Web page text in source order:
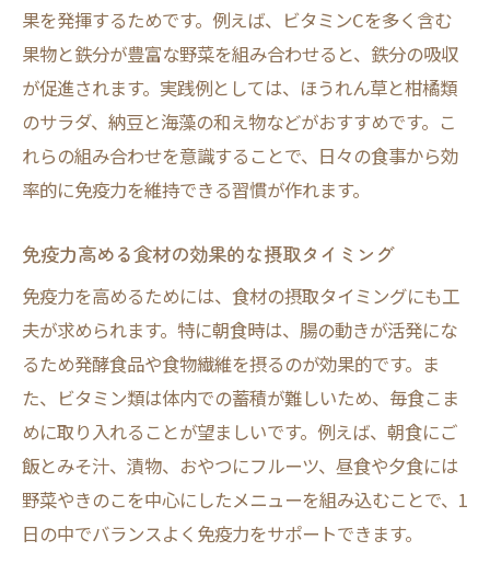
果を発揮するためです。例えば、ビタミンCを多く含む
果物と鉄分が豊富な野菜を組み合わせると、鉄分の吸収
が促進されます。実践例としては、ほうれん草と柑橘類
のサラダ、納豆と海藻の和え物などがおすすめです。こ
れらの組み合わせを意識することで、日々の食事から効
率的に免疫力を維持できる習慣が作れます。
免疫力高める食材の効果的な摂取タイミング
免疫力を高めるためには、食材の摂取タイミングにも工
夫が求められます。特に朝食時は、腸の動きが活発にな
るため発酵食品や食物繊維を摂るのが効果的です。ま
た、ビタミン類は体内での蓄積が難しいため、毎食こま
めに取り入れることが望ましいです。例えば、朝食にご
飯とみそ汁、漬物、おやつにフルーツ、昼食や夕食には
野菜やきのこを中心にしたメニューを組み込むことで、1
日の中でバランスよく免疫力をサポートできます。